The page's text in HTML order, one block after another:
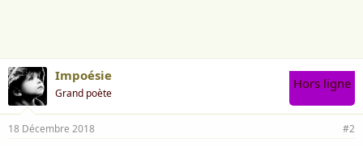
Impoésie
Grand poète
Hors ligne
18 Décembre 2018 #2